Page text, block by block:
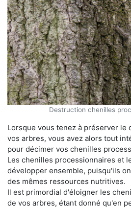
Destruction chenilles
Lorsque vous tenez à préserver le
vos arbres, vous avez alors tout
pour décimer vos chenilles
Les chenilles processionnaires et
développer ensemble, puisqu'ils
des mêmes ressources nutritives.
Il est primordial d'éloigner les
de vos arbres, étant donné qu'en